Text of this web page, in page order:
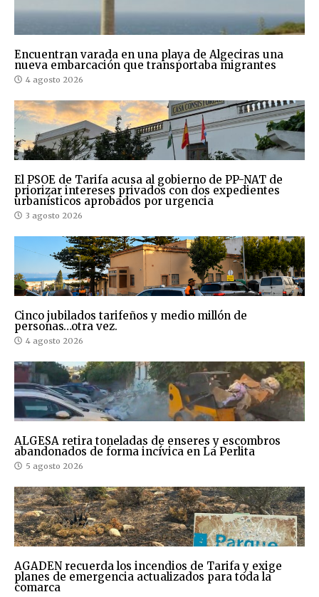
Encuentran varada en una playa de Algeciras una
nueva embarcación que transportaba migrantes
4 agosto 2026
El PSOE de Tarifa acusa al gobierno de PP-NAT de
priorizar intereses privados con dos expedientes
urbanísticos aprobados por urgencia
3 agosto 2026
Cinco jubilados tarifeños y medio millón de
personas…otra vez.
4 agosto 2026
ALGESA retira toneladas de enseres y escombros
abandonados de forma incívica en La Perlita
5 agosto 2026
AGADEN recuerda los incendios de Tarifa y exige
planes de emergencia actualizados para toda la
comarca